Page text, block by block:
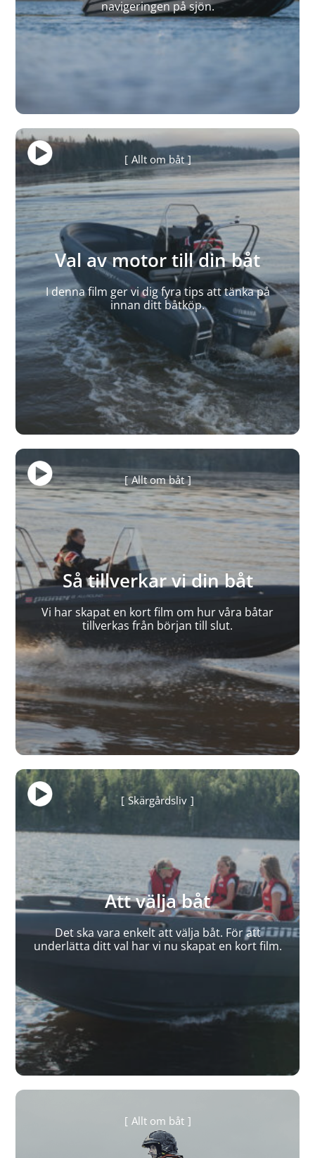
navigeringen på sjön.
Allt om båt
Val av motor till din båt
I denna film ger vi dig fyra tips att tänka på
innan ditt båtköp.
Allt om båt
Så tillverkar vi din båt
Vi har skapat en kort film om hur våra båtar
tillverkas från början till slut.
Skärgårdsliv
Att välja båt
Det ska vara enkelt att välja båt. För att
underlätta ditt val har vi nu skapat en kort film.
Allt om båt